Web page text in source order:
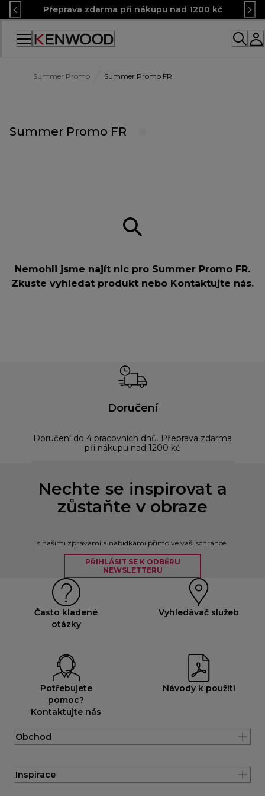
Skip
to
Content
Přeprava zdarma při nákupu nad 1200 kč
Accessibility
Summer Promo Summer Promo FR
Summer Promo FR
Nemohli jsme najít nic pro Summer Promo FR.
Zkuste vyhledat produkt nebo Kontaktujte nás.
Doručení
Doručení do 4 pracovních dnů. Přeprava zdarma
při nákupu nad 1200 kč
Nechte se inspirovat a
zůstaňte v obraze
s našimi zprávami a nabídkami přímo ve vaší schránce.
PŘIHLÁSIT SE K ODBĚRU
NEWSLETTERU
Často kladené
otázky
Vyhledávač služeb
Potřebujete
pomoc?
Kontaktujte nás
Návody k použití
Obchod
Inspirace